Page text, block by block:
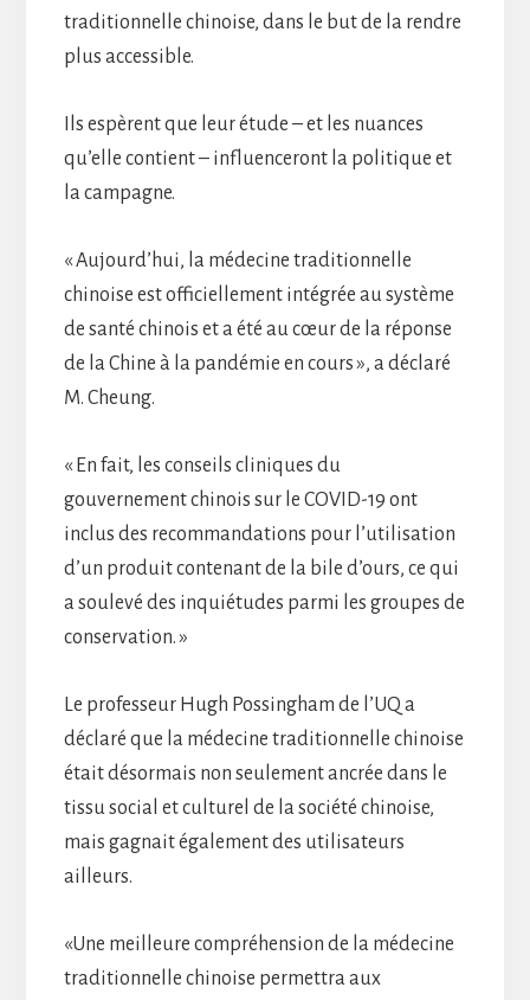
traditionnelle chinoise, dans le but de la rendre
plus accessible.
Ils espèrent que leur étude – et les nuances
qu’elle contient – influenceront la politique et
la campagne.
« Aujourd’hui, la médecine traditionnelle
chinoise est officiellement intégrée au système
de santé chinois et a été au cœur de la réponse
de la Chine à la pandémie en cours », a déclaré
M. Cheung.
« En fait, les conseils cliniques du
gouvernement chinois sur le COVID-19 ont
inclus des recommandations pour l’utilisation
d’un produit contenant de la bile d’ours, ce qui
a soulevé des inquiétudes parmi les groupes de
conservation. »
Le professeur Hugh Possingham de l’UQ a
déclaré que la médecine traditionnelle chinoise
était désormais non seulement ancrée dans le
tissu social et culturel de la société chinoise,
mais gagnait également des utilisateurs
ailleurs.
«Une meilleure compréhension de la médecine
traditionnelle chinoise permettra aux